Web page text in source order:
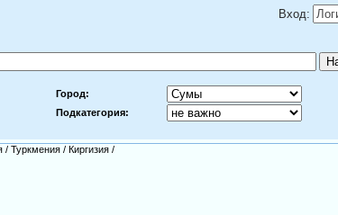
Вход:
Город:
Подкатегория:
/ Туркмения / Киргизия /